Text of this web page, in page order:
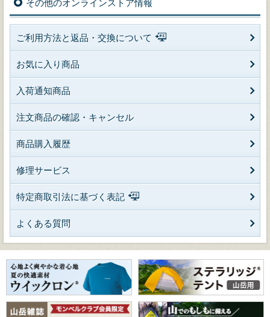
その他のオンラインストア情報
ご利用方法と返品・交換について
お気に入り商品
入荷通知商品
注文商品の確認・キャンセル
商品購入履歴
修理サービス
特定商取引法に基づく表記
よくある質問